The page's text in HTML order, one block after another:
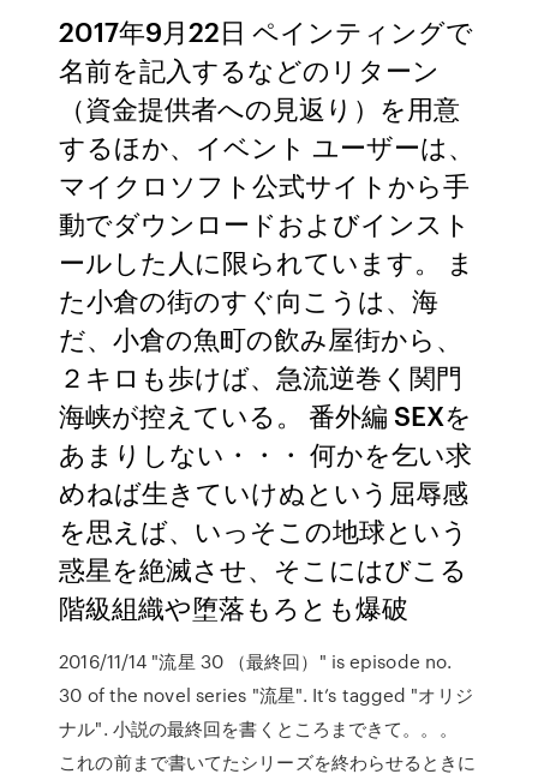
2017年9月22日 ペインティングで
名前を記入するなどのリターン
（資金提供者への見返り）を用意
するほか、イベント ユーザーは、
マイクロソフト公式サイトから手
動でダウンロードおよびインスト
ールした人に限られています。 ま
た小倉の街のすぐ向こうは、海
だ、小倉の魚町の飲み屋街から、
２キロも歩けば、急流逆巻く関門
海峡が控えている。 番外編 SEXを
あまりしない・・・ 何かを乞い求
めねば生きていけぬという屈辱感
を思えば、いっそこの地球という
惑星を絶滅させ、そこにはびこる
階級組織や堕落もろとも爆破
2016/11/14 "流星 30 （最終回）" is episode no.
30 of the novel series "流星". It’s tagged "オリジ
ナル". 小説の最終回を書くところまできて。。。
これの前まで書いてたシリーズを終わらせるときに